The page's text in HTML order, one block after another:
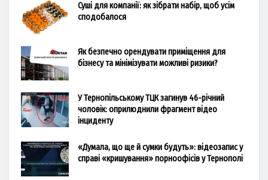
Суші для компанії: як зібрати набір, щоб усім
сподобалося
Як безпечно орендувати приміщення для
бізнесу та мінімізувати можливі ризики?
У Тернопільському ТЦК загинув 46-річний
чоловік: оприлюднили фрагмент відео
інциденту
«Думала, що ще й сумки будуть»: відеозапис у
справі «кришування» порноофісів у Тернополі